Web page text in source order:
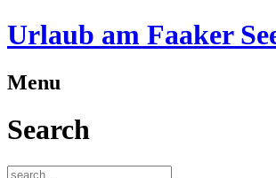
Urlaub am Faaker
Menu
Search